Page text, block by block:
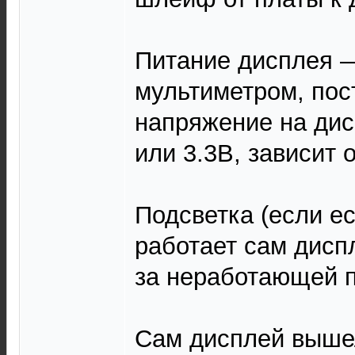
Питание дисплея
мультиметром,
напряжение на
или 3.3В, зависит
Подсветка (если
работает сам
за неработающей
Сам дисплей